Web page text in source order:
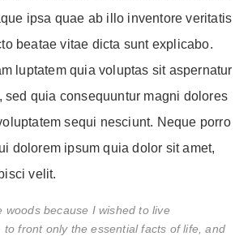
ipsa quae ab illo inventore veritatis
beatae vitae dicta sunt explicabo.
luptatem quia voluptas sit aspernatur
sed quia consequuntur magni dolores
sequi nesciunt. Neque porro
dolorem ipsum quia dolor sit amet,
velit.
woods because I wished to live
to front only the essential facts of life, and